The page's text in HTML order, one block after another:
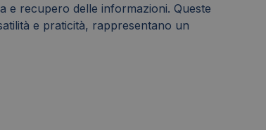
e recupero delle informazioni. Queste
e praticità, rappresentano un